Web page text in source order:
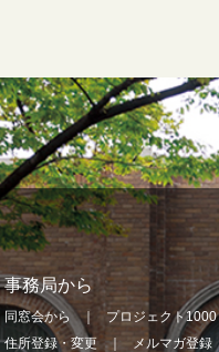
事務局から
同窓会から プロジェクト1000
住所登録・変更
メルマガ登録